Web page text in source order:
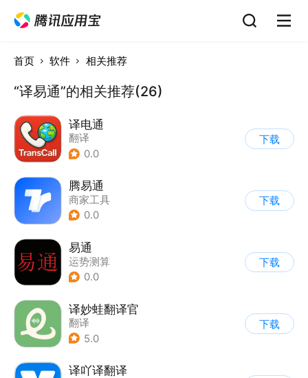
首页 软件 相关推荐
“译易通”的相关推荐(26)
译电通
翻译
0.0
下载
腾易通
商家工具
0.0
下载
易通
运势测算
0.0
下载
译妙蛙翻译官
翻译
5.0
下载
译吖译翻译